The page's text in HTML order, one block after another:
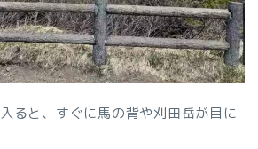
ると、すぐに馬の背や刈田岳が目に